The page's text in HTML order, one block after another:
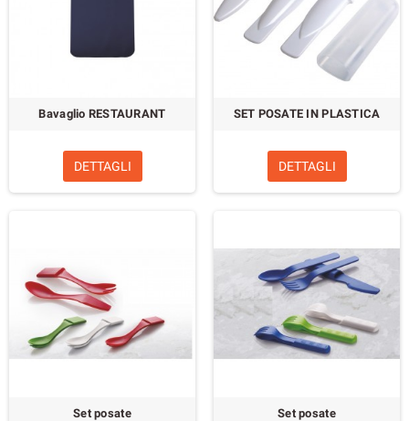
Bavaglio RESTAURANT
DETTAGLI
SET POSATE IN PLASTICA
DETTAGLI
Set posate Set posate